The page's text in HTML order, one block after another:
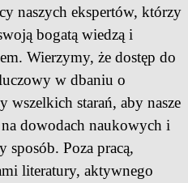
naszych ekspertów, którzy
bogatą wiedzą i
Wierzymy, że dostęp do
w dbaniu o
wszelkich starań, aby nasze
dowodach naukowych i
sposób. Poza pracą,
literatury, aktywnego